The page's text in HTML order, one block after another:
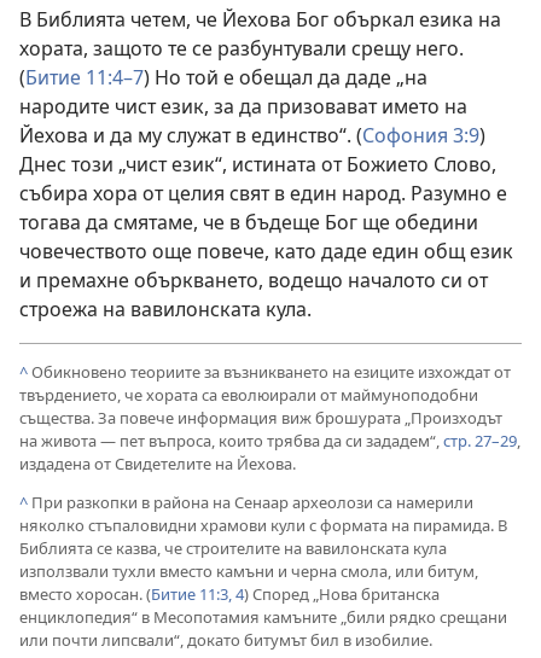
В Библията четем, че Йехова Бог объркал езика на
хората, защото те се разбунтували срещу него.
(Битие 11:4–7) Но той е обещал да даде „на
народите чист език, за да призовават името на
Йехова и да му служат в единство“. (Софония 3:9)
Днес този „чист език“, истината от Божието Слово,
събира хора от целия свят в един народ. Разумно е
тогава да смятаме, че в бъдеще Бог ще обедини
човечеството още повече, като даде един общ език
и премахне объркването, водещо началото си от
строежа на вавилонската кула.
^Обикновено теориите за възникването на езиците изхождат от
твърдението, че хората са еволюирали от маймуноподобни
същества. За повече информация виж брошурата „Произходът
на живота — пет въпроса, които трябва да си зададем“,стр. 27–29,
издадена от Свидетелите на Йехова.
^ При разкопки в района на Сенаар археолози са намерили
няколко стъпаловидни храмови кули с формата на пирамида. В
Библията се казва, че строителите на вавилонската кула
използвали тухли вместо камъни и черна смола, или битум,
вместо хоросан. (Битие 11:3, 4) Според „Нова британска
енциклопедия“ в Месопотамия камъните „били рядко срещани
или почти липсвали“, докато битумът бил в изобилие.